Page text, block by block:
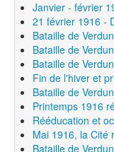
Janvier - février
21 février 1916 -
Bataille de
Bataille de
Bataille de
Fin de l'hiver et
Bataille de
Printemps 1916
Rééducation et
Mai 1916, la Cité
Bataille de